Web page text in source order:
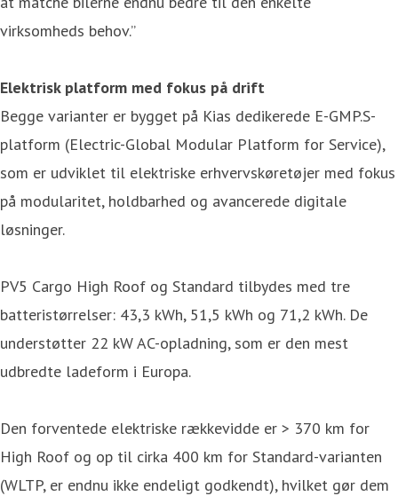
virksomheds behov.”
Elektrisk platform med fokus på drift
Begge varianter er bygget på Kias dedikerede E-GMP.S-
platform (Electric-Global Modular Platform for Service),
som er udviklet til elektriske erhvervskøretøjer med fokus
på modularitet, holdbarhed og avancerede digitale
løsninger.
PV5 Cargo High Roof og Standard tilbydes med tre
batteristørrelser: 43,3 kWh, 51,5 kWh og 71,2 kWh. De
understøtter 22 kW AC-opladning, som er den mest
udbredte ladeform i Europa.
Den forventede elektriske rækkevidde er > 370 km for
High Roof og op til cirka 400 km for Standard-varianten
(WLTP, er endnu ikke endeligt godkendt), hvilket gør dem